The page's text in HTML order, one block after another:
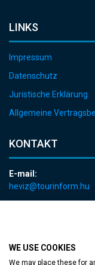
WE USE COOKIES
We may place these for
LINKS
Impressum
Datenschutz
Juristische Erklärung
Allgemeine
KONTAKT
E-mail:
heviz@tourinform.hu